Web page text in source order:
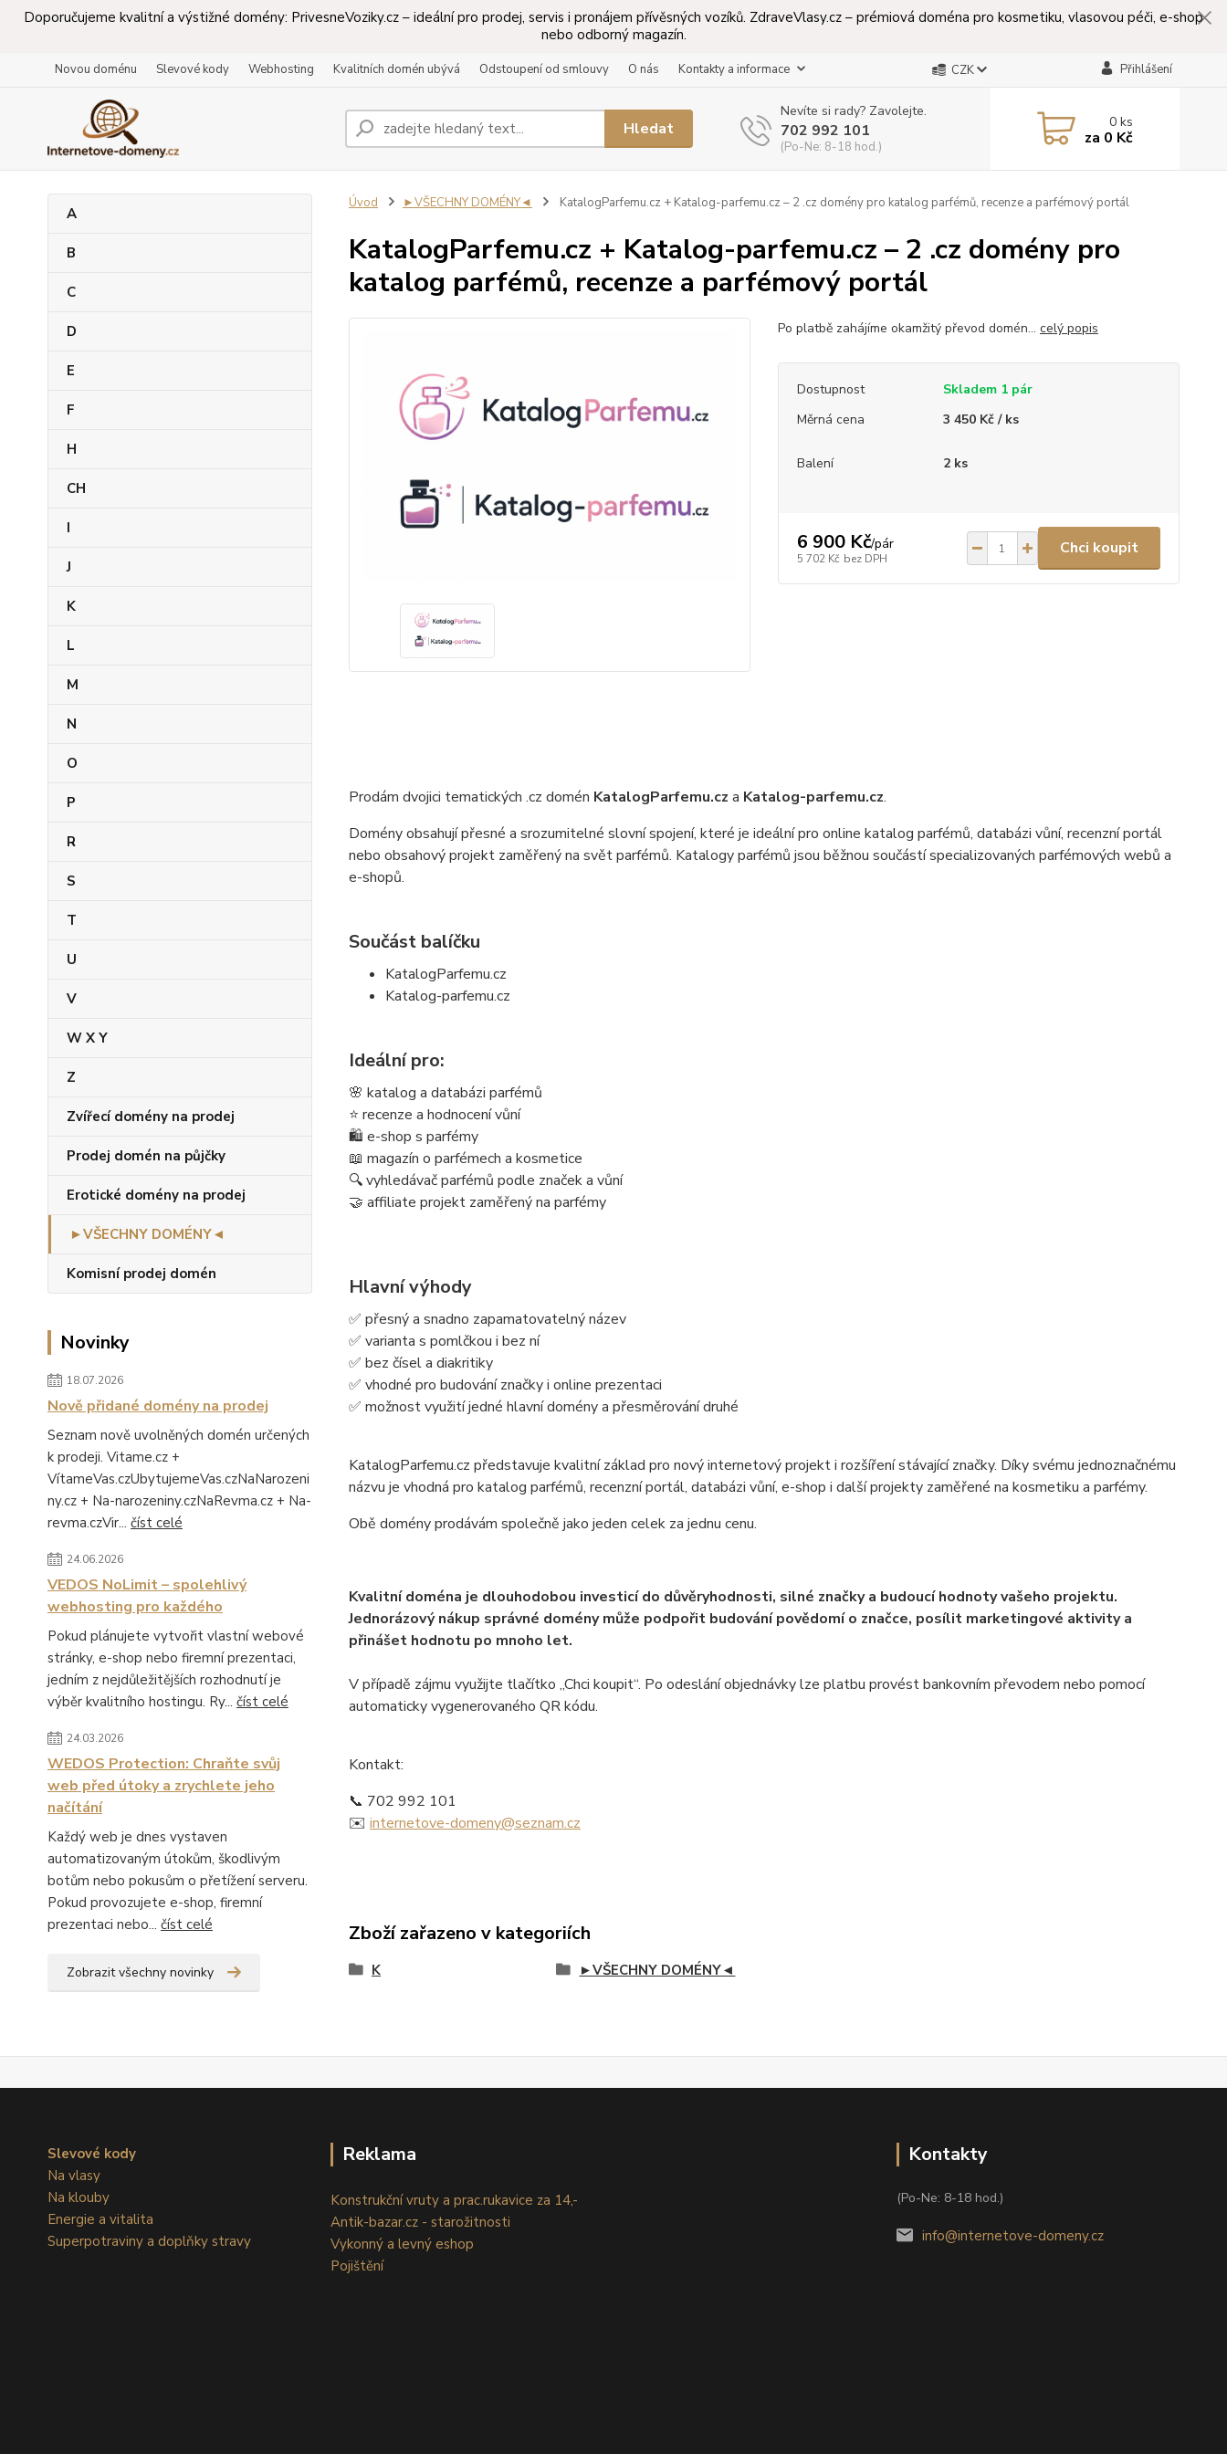
Doporučujeme kvalitní a výstižné domény: PrivesneVoziky.cz – ideální pro prodej, servis i pronájem přívěsných vozíků. ZdraveVlasy.cz – prémiová doména pro kosmetiku, vlasovou péči, e-shop
nebo odborný magazín.
Novou doménu Slevové kody Webhosting Kvalitních domén ubývá Odstoupení od smlouvy O nás Kontakty a informace CZK Přihlášení
Hledat
Nevíte si rady? Zavolejte.
702 992 101
(Po-Ne: 8-18 hod.)
0ks
za 0 Kč
A
B
C
D
E
F
H
CH
I
J
K
L
M
N
O
P
R
S
T
U
V
W X Y
Z
Zvířecí domény na prodej
Prodej domén na půjčky
Erotické domény na prodej
►VŠECHNY DOMÉNY◄
Komisní prodej domén
Novinky
18.07.2026
Nově přidané domény na prodej
Seznam nově uvolněných domén určených
k prodeji. Vitame.cz +
VítameVas.czUbytujemeVas.czNaNarozeni
ny.cz + Na-narozeniny.czNaRevma.cz + Na-
revma.czVir... číst celé
24.06.2026
VEDOS NoLimit – spolehlivý
webhosting pro každého
Pokud plánujete vytvořit vlastní webové
stránky, e-shop nebo firemní prezentaci,
jedním z nejdůležitějších rozhodnutí je
výběr kvalitního hostingu. Ry... číst celé
24.03.2026
WEDOS Protection: Chraňte svůj
web před útoky a zrychlete jeho
načítání
Každý web je dnes vystaven
automatizovaným útokům, škodlivým
botům nebo pokusům o přetížení serveru.
Pokud provozujete e-shop, firemní
prezentaci nebo... číst celé
Zobrazit všechny novinky
Úvod ►VŠECHNY DOMÉNY◄ KatalogParfemu.cz + Katalog-parfemu.cz – 2 .cz domény pro katalog parfémů, recenze a parfémový portál
KatalogParfemu.cz + Katalog-parfemu.cz – 2 .cz domény pro
katalog parfémů, recenze a parfémový portál
Po platbě zahájíme okamžitý převod domén... celý popis
Dostupnost
Skladem 1 pár
Měrná cena
3 450 Kč / ks
Balení 2 ks
6 900 Kč/pár
5 702 Kč bez DPH
Chci koupit
Prodám dvojici tematických .cz domén KatalogParfemu.cz a Katalog-parfemu.cz.
Domény obsahují přesné a srozumitelné slovní spojení, které je ideální pro online katalog parfémů, databázi vůní, recenzní portál
nebo obsahový projekt zaměřený na svět parfémů. Katalogy parfémů jsou běžnou součástí specializovaných parfémových webů a
e-shopů.
Součást balíčku
KatalogParfemu.cz
Katalog-parfemu.cz
Ideální pro:
🌸 katalog a databázi parfémů
⭐ recenze a hodnocení vůní
🛍️ e-shop s parfémy
📖 magazín o parfémech a kosmetice
🔍 vyhledávač parfémů podle značek a vůní
🤝 affiliate projekt zaměřený na parfémy
Hlavní výhody
✅ přesný a snadno zapamatovatelný název
✅ varianta s pomlčkou i bez ní
✅ bez čísel a diakritiky
✅ vhodné pro budování značky i online prezentaci
✅ možnost využití jedné hlavní domény a přesměrování druhé
KatalogParfemu.cz představuje kvalitní základ pro nový internetový projekt i rozšíření stávající značky. Díky svému jednoznačnému
názvu je vhodná pro katalog parfémů, recenzní portál, databázi vůní, e-shop i další projekty zaměřené na kosmetiku a parfémy.
Obě domény prodávám společně jako jeden celek za jednu cenu.
Kvalitní doména je dlouhodobou investicí do důvěryhodnosti, silné značky a budoucí hodnoty vašeho projektu.
Jednorázový nákup správné domény může podpořit budování povědomí o značce, posílit marketingové aktivity a
přinášet hodnotu po mnoho let.
V případě zájmu využijte tlačítko „Chci koupit“. Po odeslání objednávky lze platbu provést bankovním převodem nebo pomocí
automaticky vygenerovaného QR kódu.
Kontakt:
📞 702 992 101
✉️ internetove-domeny@seznam.cz
Zboží zařazeno v kategoriích
K ►VŠECHNY DOMÉNY◄
Slevové kody
Na vlasy
Na klouby
Energie a vitalita
Superpotraviny a doplňky stravy
Reklama
Konstrukční vruty a prac.rukavice za 14,-
Antik-bazar.cz - starožitnosti
Vykonný a levný eshop
Pojištění
Kontakty
(Po-Ne: 8-18 hod.)
info@internetove-domeny.cz